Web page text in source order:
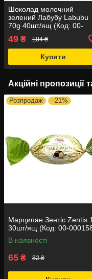
Шоколад молочний
зелений Лабубу Labubu
70g 40шт/ящ (Код: 00-
00018165)
49 ₴ 104 ₴
Купити
Акційні пропозиції
Розпродаж –21%
Марципан Зентіс Zentis
30шт/ящ (Код: 00-
В наявності
65 ₴ 82 ₴